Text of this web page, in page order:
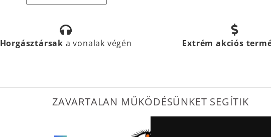
Horgásztársak a vonalak végén Extrém akciós
ZAVARTALAN MŰKÖDÉSÜNKET SEGÍTIK